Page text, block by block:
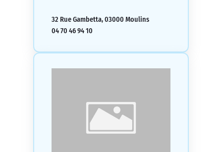
32 Rue Gambetta, 03000 Moulins
04 70 46 94 10